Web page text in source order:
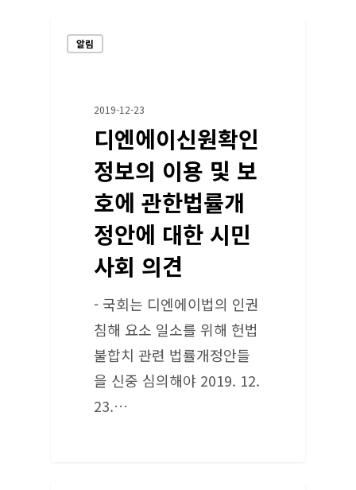
알림
2019-12-23
디엔에이신원확인
정보의 이용 및 보
호에 관한법률개
정안에 대한 시민
사회 의견
- 국회는 디엔에이법의 인권
침해 요소 일소를 위해 헌법
불합치 관련 법률개정안들
을 신중 심의해야 2019. 12.
23.…